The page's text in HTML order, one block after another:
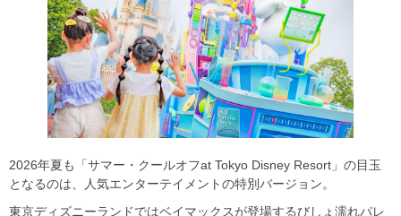
2026年夏も「サマー・クールオフat Tokyo Disney Resort」の目玉
となるのは、人気エンターテイメントの特別バージョン。
東京ディズニーランドではベイマックスが登場するびしょ濡れパレ